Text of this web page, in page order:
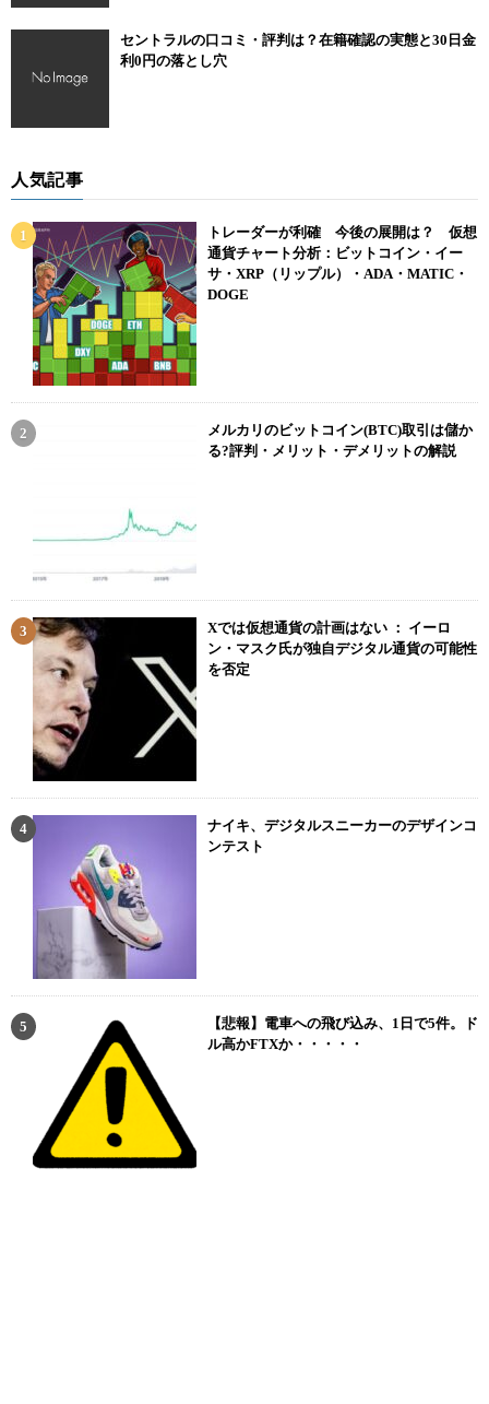
セントラルの口コミ・評判は？在籍確認の実態と30日金
利0円の落とし穴
人気記事
トレーダーが利確 今後の展開は？ 仮想
通貨チャート分析：ビットコイン・イー
サ・XRP（リップル）・ADA・MATIC・
DOGE
メルカリのビットコイン(BTC)取引は儲か
る?評判・メリット・デメリットの解説
Xでは仮想通貨の計画はない ： イーロ
ン・マスク氏が独自デジタル通貨の可能性
を否定
ナイキ、デジタルスニーカーのデザインコ
ンテスト
【悲報】電車への飛び込み、1日で5件。ド
ル高かFTXか・・・・・